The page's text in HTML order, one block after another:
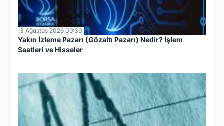
3 Ağustos 2026 09:39
Yakın İzleme Pazarı (Gözaltı Pazarı) Nedir? İşlem
Saatleri ve Hisseler